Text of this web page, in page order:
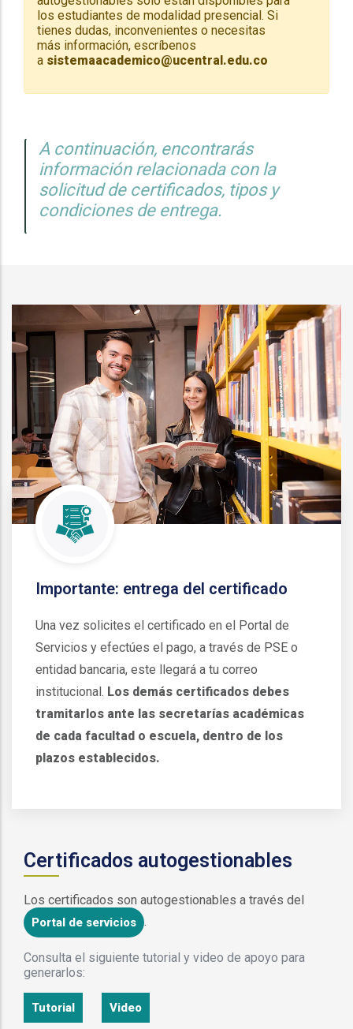
los estudiantes de modalidad presencial. Si
tienes dudas, inconvenientes o necesitas
más información, escríbenos
a sistemaacademico@ucentral.edu.co
A continuación, encontrarás
información relacionada con la
solicitud de certificados, tipos y
condiciones de entrega.
Importante: entrega del certificado
Una vez solicites el certificado en el Portal de
Servicios y efectúes el pago, a través de PSE o
entidad bancaria, este llegará a tu correo
institucional. Los demás certificados debes
tramitarlos ante las secretarías académicas
de cada facultad o escuela, dentro de los
plazos establecidos.
Certificados autogestionables
Los certificados son autogestionables a través del
Portal de servicios .
Consulta el siguiente tutorial y video de apoyo para
generarlos:
Tutorial Video